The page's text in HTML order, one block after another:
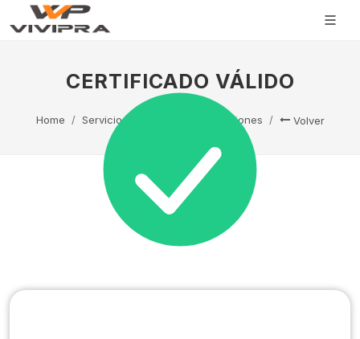
CERTIFICADO VÁLIDO
Home Servicio Técnico Capacitaciones Volver